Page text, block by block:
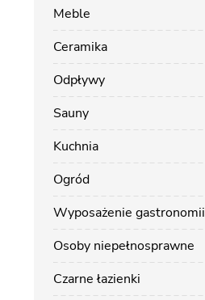
Meble
Ceramika
Odpływy
Sauny
Kuchnia
Ogród
Wyposażenie gastronomii
Osoby niepełnosprawne
Czarne łazienki